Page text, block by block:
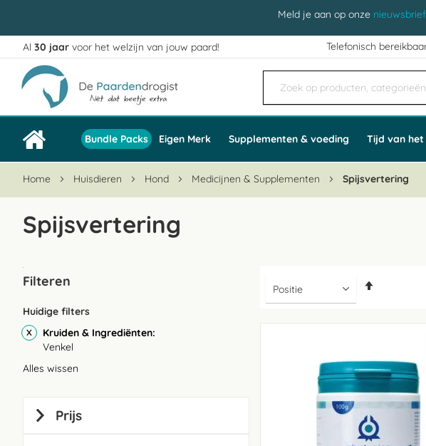
Meld je aan op onze nieuwsbrief
Ga
naar
de
inhoud
Al 30 jaar voor het welzijn van jouw paard! Telefonisch
Bundle Packs Eigen Merk Supplementen & voeding Tijd van
Home Huisdieren Hond Medicijnen & Supplementen Spijsvertering
Spijsvertering
Filteren
Huidige filters
Kruiden & Ingrediënten
Venkel
Alles wissen
Prijs